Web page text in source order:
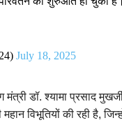
July 18, 2025
डॉ. श्यामा प्रसाद
विभूतियों की रही है,